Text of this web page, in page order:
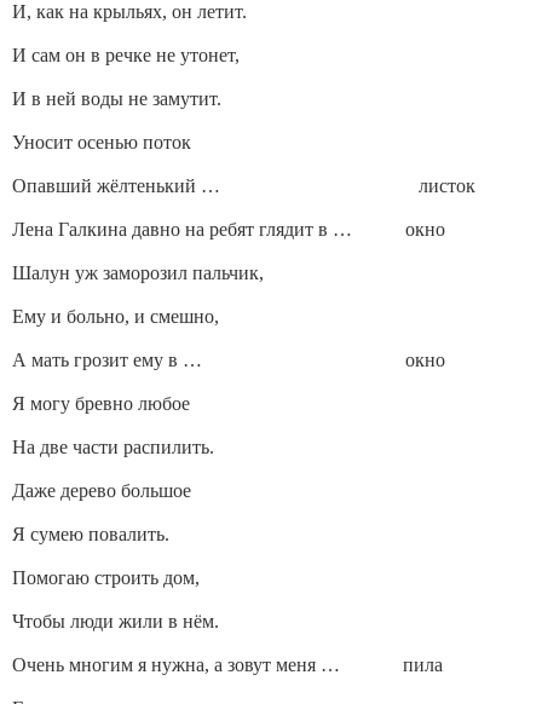
И, как на крыльях, он летит.
И сам он в речке не утонет,
И в ней воды не замутит.
Уносит осенью поток
Опавший жёлтенький … листок
Лена Галкина давно на ребят глядит в … окно
Шалун уж заморозил пальчик,
Ему и больно, и смешно,
А мать грозит ему в … окно
Я могу бревно любое
На две части распилить.
Даже дерево большое
Я сумею повалить.
Помогаю строить дом,
Чтобы люди жили в нём.
Очень многим я нужна, а зовут меня … пила